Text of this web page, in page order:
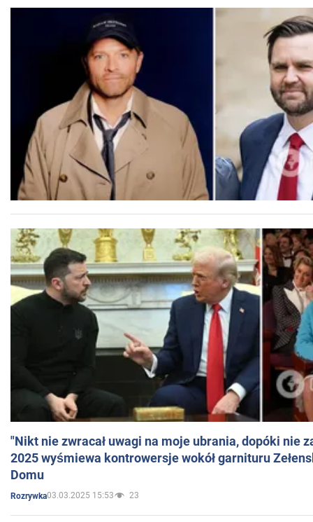
"Nikt nie zwracał uwagi na moje ubrania, dopóki nie
2025 wyśmiewa kontrowersje wokół garnituru
Domu
Rozrywka03.03.2025 15:53 23